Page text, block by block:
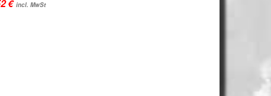
incl. MwSt